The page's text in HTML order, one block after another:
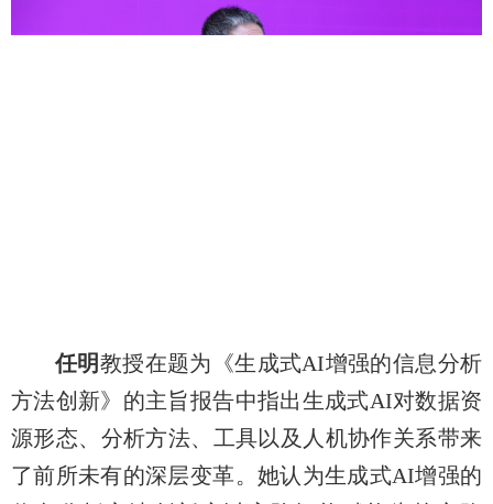
任明教授在题为《生成式AI增强的信息分析
方法创新》的主旨报告中指出生成式AI对数据资
源形态、分析方法、工具以及人机协作关系带来
了前所未有的深层变革。她认为生成式AI增强的